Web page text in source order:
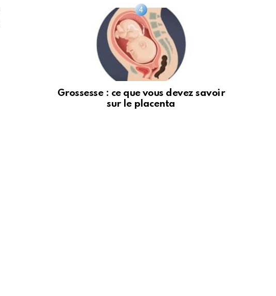
Grossesse : ce que vous devez savoir
sur le placenta